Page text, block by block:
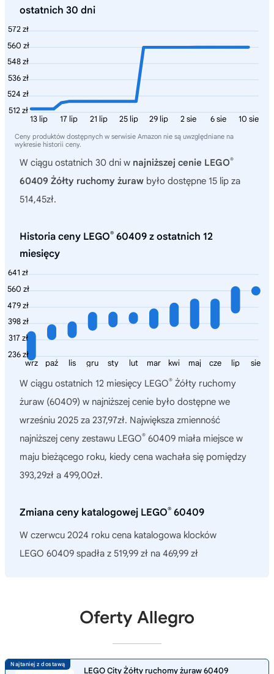
ostatnich 30 dni
572 zł
560 zł
548 zł
536 zł
524 zł
512 zł
10 sie
6 sie
2 sie
29 lip
25 lip
21 lip
17 lip
13 lip
Ceny produktów dostępnych w serwisie Amazon nie są uwzględniane na
wykresie historii ceny.
W ciągu ostatnich 30 dni w najniższej cenie LEGO®
60409 Żółty ruchomy żuraw było dostępne 15 lip za
514,45zł.
Historia ceny LEGO® 60409 z ostatnich 12
miesięcy
641 zł
560 zł
479 zł
398 zł
317 zł
236 zł
sie
lip
cze
maj
kwi
mar
lut
sty
gru
lis
paź
wrz
W ciągu ostatnich 12 miesięcy LEGO® Żółty ruchomy
żuraw (60409) w najniższej cenie było dostępne we
wrześniu 2025 za 237,97zł. Największa zmienność
najniższej ceny zestawu LEGO® 60409 miała miejsce w
maju bieżącego roku, kiedy cena wachała się pomiędzy
393,29zł a 499,00zł.
Zmiana ceny katalogowej LEGO® 60409
W czerwcu 2024 roku cena katalogowa klocków
LEGO 60409 spadła z 519,99 zł na 469,99 zł
Oferty Allegro
LEGO City Żółty ruchomy żuraw 60409